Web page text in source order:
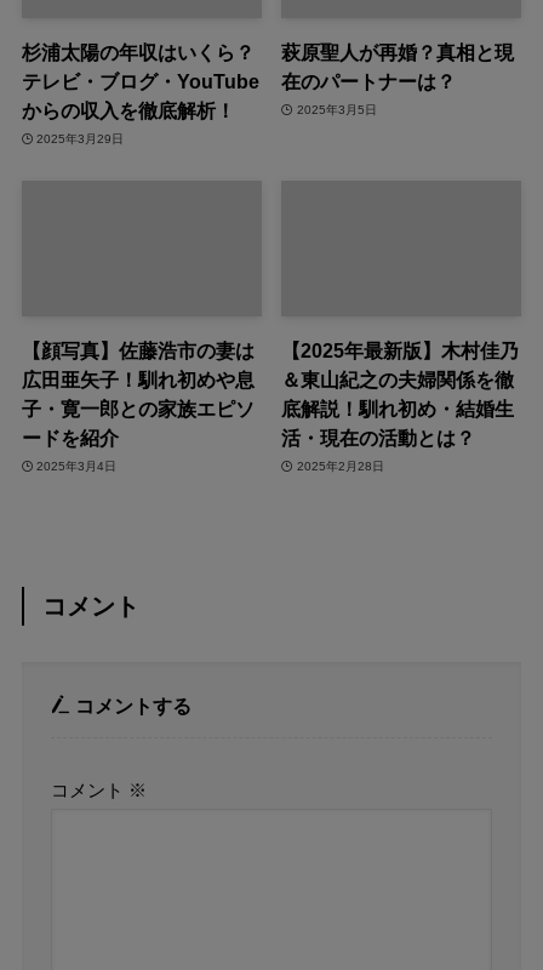
杉浦太陽の年収はいくら？
テレビ・ブログ・YouTube
からの収入を徹底解析！
2025年3月29日
萩原聖人が再婚？真相と現
在のパートナーは？
2025年3月5日
【顔写真】佐藤浩市の妻は
広田亜矢子！馴れ初めや息
子・寛一郎との家族エピソ
ードを紹介
2025年3月4日
【2025年最新版】木村佳乃
＆東山紀之の夫婦関係を徹
底解説！馴れ初め・結婚生
活・現在の活動とは？
2025年2月28日
コメント
コメントする
コメント ※